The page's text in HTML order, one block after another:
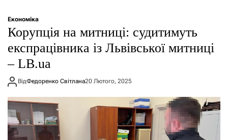
Економіка
Корупція на митниці: судитимуть
експрацівника із Львівської митниці
– LB.ua
ВідФедоренко Світлана20 Лютого, 2025